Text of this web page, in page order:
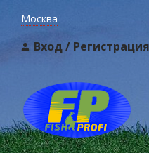
Москва
Вход/ Регистрация